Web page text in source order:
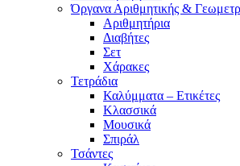
Όργανα Αριθμητικής &
Αριθμητήρια
Διαβήτες
Σετ
Χάρακες
Τετράδια
Καλύμματα – Ετικέτες
Κλασσικά
Μουσικά
Σπιράλ
Τσάντες